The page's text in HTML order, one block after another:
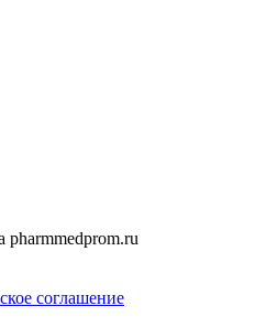
pharmmedprom.ru
соглашение